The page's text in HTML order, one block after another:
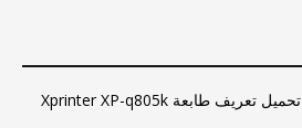
تحميل تعريف طابعة Xprinter XP-q805k